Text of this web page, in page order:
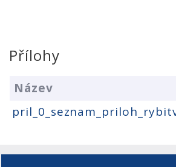
Přílohy
Název